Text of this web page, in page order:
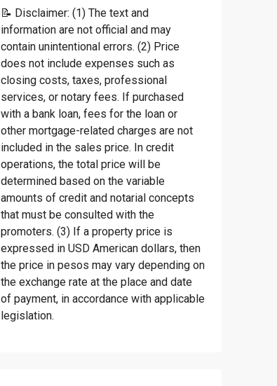
📝 Disclaimer: (1) The text and
information are not official and may
contain unintentional errors. (2) Price
does not include expenses such as
closing costs, taxes, professional
services, or notary fees. If purchased
with a bank loan, fees for the loan or
other mortgage-related charges are not
included in the sales price. In credit
operations, the total price will be
determined based on the variable
amounts of credit and notarial concepts
that must be consulted with the
promoters. (3) If a property price is
expressed in USD American dollars, then
the price in pesos may vary depending on
the exchange rate at the place and date
of payment, in accordance with applicable
legislation.